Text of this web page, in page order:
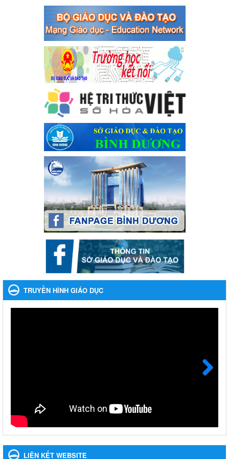
phạm, vi phạm pháp luật liên quan đến hoạt động tổ chức đánh
bạc và đánh bạc
Ngày ban hành: 04/03/2024
Kế hoạch Tổ chức Hội trại truyền thống học sinh thị xã Bến
Cát Lần thứ VIII, năm học 2023-2024
Kế hoạch Tổ chức Hội trại truyền thống học sinh thị xã Bến Cát
Lần thứ VIII, năm học 2023-2024
Ngày ban hành: 28/12/2023
Phối hợp rà soát nhu cầu tiêm vắc xin phòng Covid 19
Phối hợp rà soát nhu cầu tiêm vắc xin phòng Covid 19
Ngày ban hành: 22/11/2023
Phát động, triển khai Cuộc thi " An toàn giao thông cho nụ
cười ngày mai" dành cho học sinh và giáo viên trung học
năm học 2023-2024
Phát động, triển khai Cuộc thi " An toàn giao thông cho nụ cười
ngày mai" dành cho học sinh và giáo viên trung học năm học
Ngày ban hành: 22/11/2023
Nhắc nhỡ thực hiện thanh toán không dùng tiền mặt các
khoản thu trong nhà trường năm học 2023-2024 và các năm
Nhắc nhỡ thực hiện thanh toán không dùng tiền mặt các khoản
thu trong nhà trường năm học 2023-2024 và các năm tiếp theo
Ngày ban hành: 27/09/2023
bổng, hỗ trợ của Chương trình "Tiếp sức đến trường" năm
Ngày ban hành: 22/08/2023
Triển khai Kế hoạch Triển khai các hoạt động hưởng ứng
phong trào vệ sinh yêu nước nâng cao sức khỏe nhân dân
TRUYỀN HÌNH GIÁO DỤC
LIÊN KẾT WEBSITE